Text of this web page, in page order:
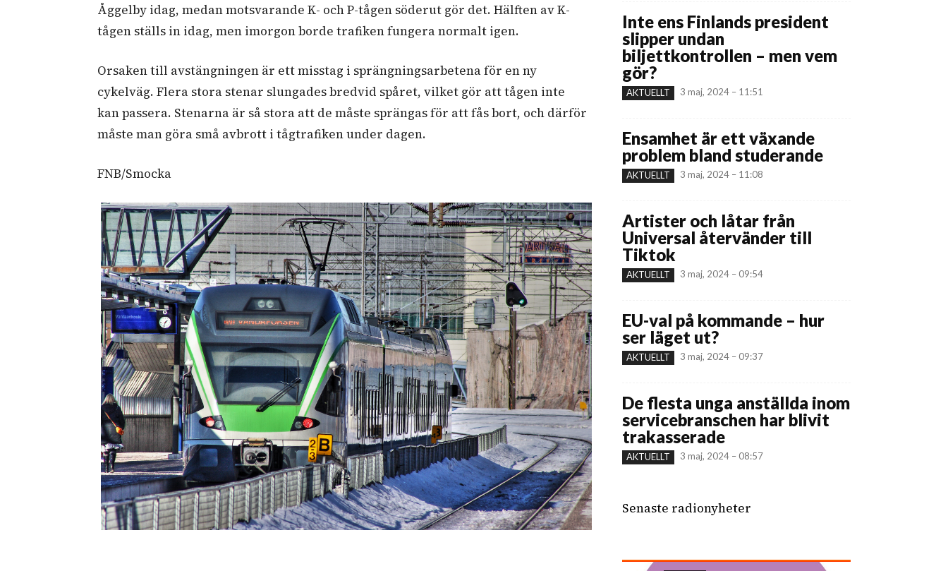
Åggelby idag, medan motsvarande K- och P-tågen söderut gör det. Hälften av K-
tågen ställs in idag, men imorgon borde trafiken fungera normalt igen.
Orsaken till avstängningen är ett misstag i sprängningsarbetena för en ny
cykelväg. Flera stora stenar slungades bredvid spåret, vilket gör att tågen inte
kan passera. Stenarna är så stora att de måste sprängas för att fås bort, och därför
måste man göra små avbrott i tågtrafiken under dagen.
FNB/Smocka
Inte ens Finlands president
slipper undan
biljettkontrollen – men vem
gör?
AKTUELLT 3 maj, 2024 – 11:51
Ensamhet är ett växande
problem bland studerande
AKTUELLT 3 maj, 2024 – 11:08
Artister och låtar från
Universal återvänder till
Tiktok
AKTUELLT 3 maj, 2024 – 09:54
EU-val på kommande – hur
ser läget ut?
AKTUELLT 3 maj, 2024 – 09:37
De flesta unga anställda inom
servicebranschen har blivit
trakasserade
AKTUELLT 3 maj, 2024 – 08:57
Senaste radionyheter